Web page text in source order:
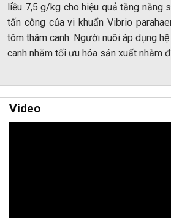
liều 7,5 g/kg cho hiệu quả tăng năng
tấn công của vi khuẩn Vibrio
tôm thâm canh. Người nuôi áp dụng
canh nhằm tối ưu hóa sản xuất nhằm
Video